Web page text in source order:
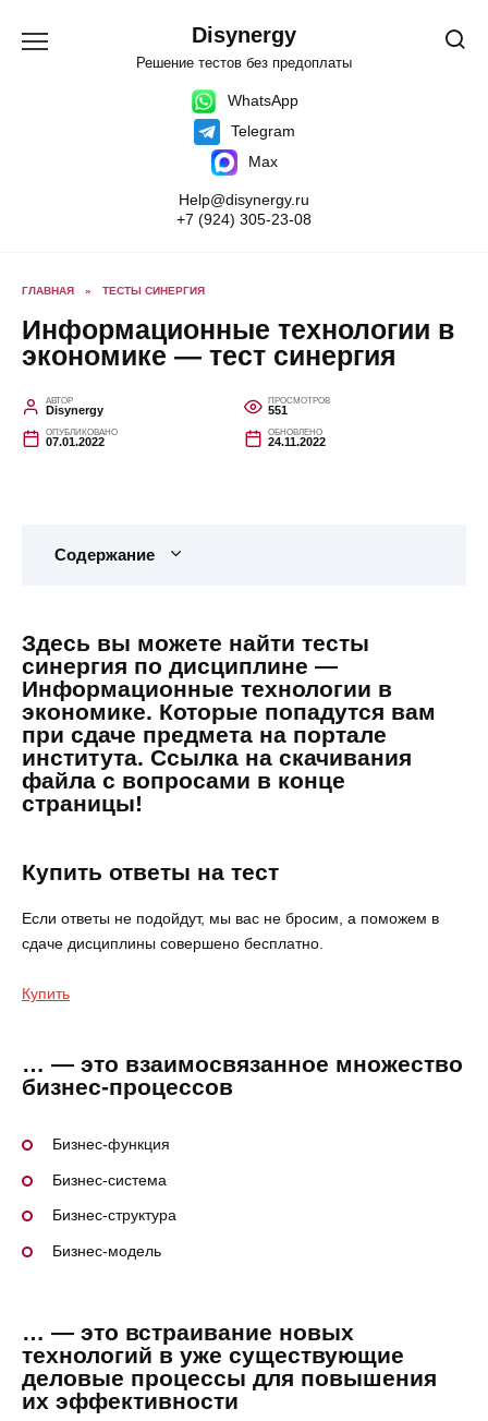
содержанию
Disynergy
Решение тестов без предоплаты
WhatsApp
Telegram
Max
Help@disynergy.ru
+7 (924) 305-23-08
ГЛАВНАЯ » ТЕСТЫ СИНЕРГИЯ
Информационные технологии в
экономике — тест синергия
АВТОР
Disynergy
ПРОСМОТРОВ
551
ОПУБЛИКОВАНО
07.01.2022
ОБНОВЛЕНО
24.11.2022
Содержание
Здесь вы можете найти тесты
синергия по дисциплине —
Информационные технологии в
экономике. Которые попадутся вам
при сдаче предмета на портале
института. Ссылка на скачивания
файла с вопросами в конце
страницы!
Купить ответы на тест
Если ответы не подойдут, мы вас не бросим, а поможем в
сдаче дисциплины совершено бесплатно.
Купить
… — это взаимосвязанное множество
бизнес-процессов
Бизнес-функция
Бизнес-система
Бизнес-структура
Бизнес-модель
… — это встраивание новых
технологий в уже существующие
деловые процессы для повышения
их эффективности